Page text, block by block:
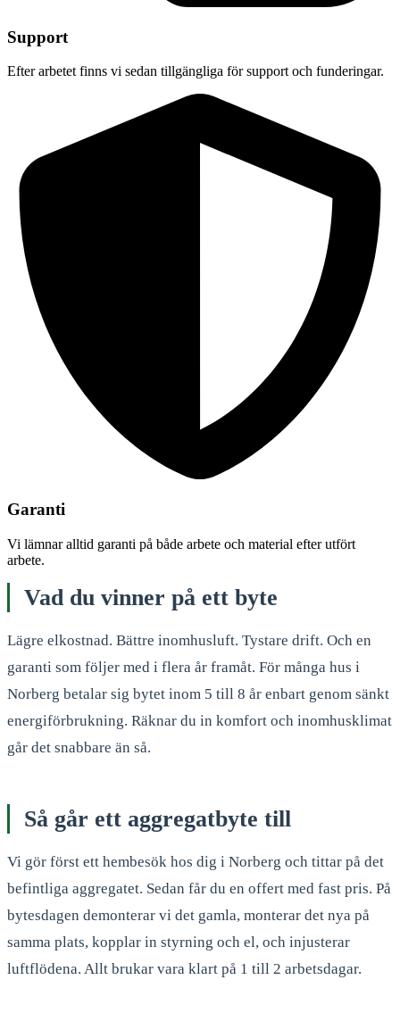
Support
Efter arbetet finns vi sedan tillgängliga för support och funderingar.
Garanti
Vi lämnar alltid garanti på både arbete och material efter utfört
arbete.
Vad du vinner på ett byte
Lägre elkostnad. Bättre inomhusluft. Tystare drift. Och en
garanti som följer med i flera år framåt. För många hus i
Norberg betalar sig bytet inom 5 till 8 år enbart genom sänkt
energiförbrukning. Räknar du in komfort och inomhusklimat
går det snabbare än så.
Så går ett aggregatbyte till
Vi gör först ett hembesök hos dig i Norberg och tittar på det
befintliga aggregatet. Sedan får du en offert med fast pris. På
bytesdagen demonterar vi det gamla, monterar det nya på
samma plats, kopplar in styrning och el, och injusterar
luftflödena. Allt brukar vara klart på 1 till 2 arbetsdagar.